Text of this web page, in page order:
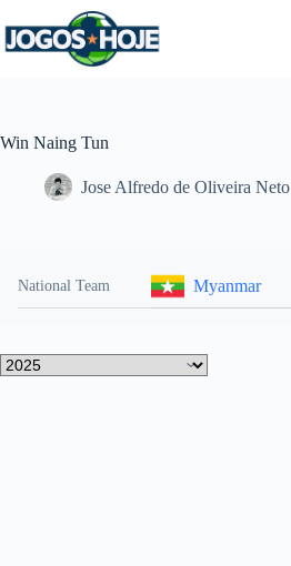
para
o
Win Naing Tun
Jose Alfredo de Oliveira Neto
National Team Myanmar